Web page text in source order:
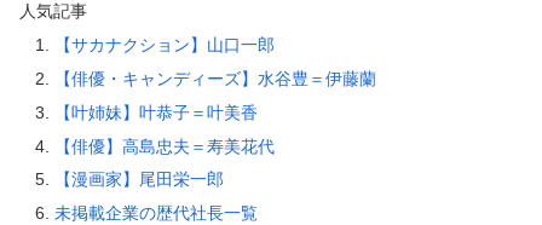
人気記事
【サカナクション】山口一郎
【俳優・キャンディーズ】水谷豊＝伊藤蘭
【叶姉妹】叶恭子＝叶美香
【俳優】高島忠夫＝寿美花代
【漫画家】尾田栄一郎
未掲載企業の歴代社長一覧